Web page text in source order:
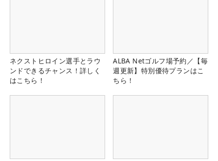
ネクストヒロイン選手とラウ
ンドできるチャンス！詳しく
はこちら！
ALBA Netゴルフ場予約／【毎
週更新】特別優待プランはこ
ちら！